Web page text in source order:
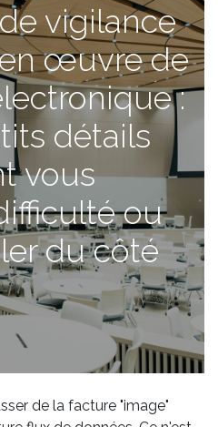
vigilance
œuvre de
:
détails
vous
ou
du côté
de la facture "image"